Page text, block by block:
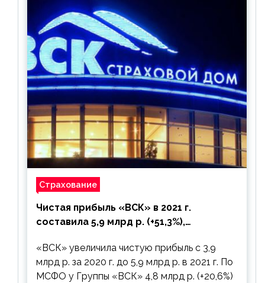
Страхование
Чистая прибыль «ВСК» в 2021 г.
составила 5,9 млрд р. (+51,3%),
выплачивать
«ВСК» увеличила чистую прибыль с 3,9
млрд р. за 2020 г. до 5,9 млрд р. в 2021 г. По
МСФО у Группы «ВСК» 4,8 млрд р. (+20,6%)